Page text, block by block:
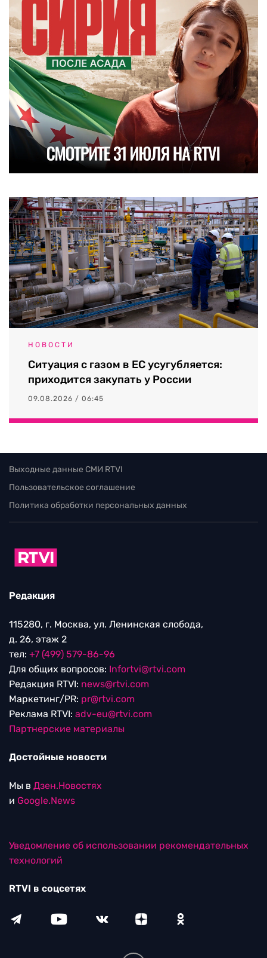
НОВОСТИ
Ситуация с газом в ЕС усугубляется:
приходится закупать у России
09.08.2026 / 06:45
Выходные данные СМИ RTVI
Пользовательское соглашение
Политика обработки персональных данных
Редакция
115280, г. Москва, ул. Ленинская слобода,
д. 26, этаж 2
тел: +7 (499) 579-86-96
Для общих вопросов: Infortvi@rtvi.com
Редакция RTVI: news@rtvi.com
Маркетинг/PR: pr@rtvi.com
Реклама RTVI: adv-eu@rtvi.com
Партнерские материалы
Достойные новости
Мы в Дзен.Новостях
и Google.News
Уведомление об использовании рекомендательных
технологий
RTVI в соцсетях